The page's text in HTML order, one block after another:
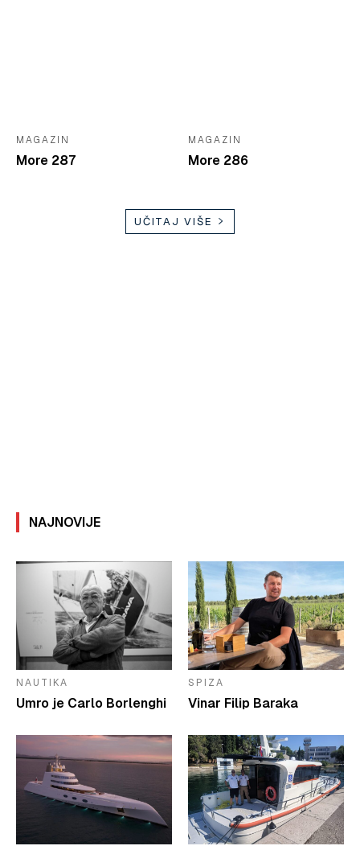
MAGAZIN
More 287
MAGAZIN
More 286
UČITAJ VIŠE
NAJNOVIJE
NAUTIKA
Umro je Carlo Borlenghi
SPIZA
Vinar Filip Baraka